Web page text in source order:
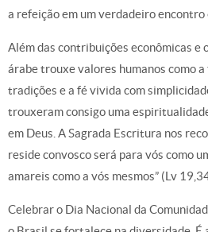
a refeição em um verdadeiro encontro
Além das contribuições econômicas e
árabe trouxe valores humanos como
tradições e a fé vivida com
trouxeram consigo uma
em Deus. A Sagrada Escritura nos
reside convosco será para vós como
amareis como a vós mesmos” (Lv
Celebrar o Dia Nacional da